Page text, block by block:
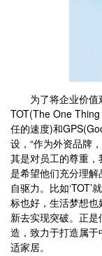
为了将企业价值
TOT(The One
任的速度)和
设，“作为外资品牌
其是对员工的尊重
是希望他们充分理
自驱力。比如
标也好，生活梦想
新去实现突破。正是
造，致力于打造属
适家居。